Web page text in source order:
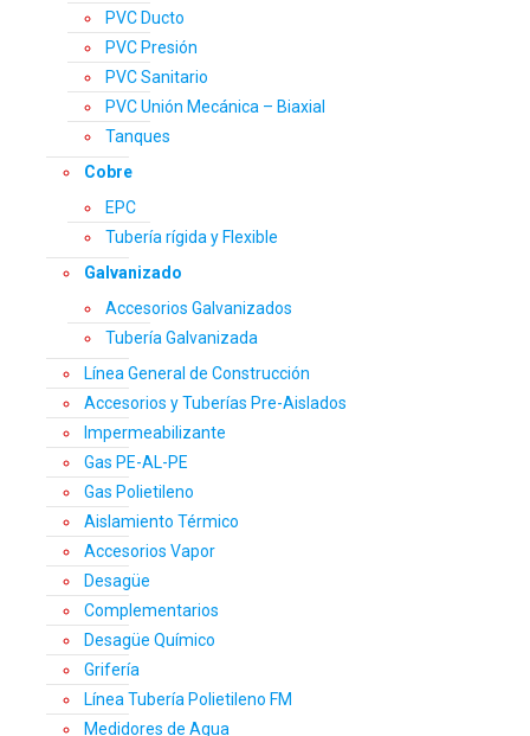
PVC Ducto
PVC Presión
PVC Sanitario
PVC Unión Mecánica – Biaxial
Tanques
Cobre
EPC
Tubería rígida y Flexible
Galvanizado
Accesorios Galvanizados
Tubería Galvanizada
Línea General de Construcción
Accesorios y Tuberías Pre-Aislados
Impermeabilizante
Gas PE-AL-PE
Gas Polietileno
Aislamiento Térmico
Accesorios Vapor
Desagüe
Complementarios
Desagüe Químico
Grifería
Línea Tubería Polietileno FM
Medidores de Agua